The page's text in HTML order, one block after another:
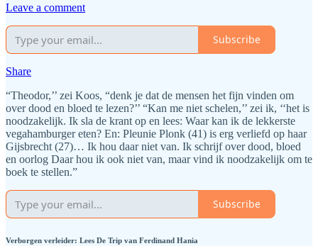
Leave a comment
Subscribe
Share
“Theodor,’’ zei Koos, “denk je dat de mensen het fijn vinden om
over dood en bloed te lezen?’’ “Kan me niet schelen,’’ zei ik, ‘‘het is
noodzakelijk. Ik sla de krant op en lees: Waar kan ik de lekkerste
vegahamburger eten? En: Pleunie Plonk (41) is erg verliefd op haar
Gijsbrecht (27)… Ik hou daar niet van. Ik schrijf over dood, bloed
en oorlog Daar hou ik ook niet van, maar vind ik noodzakelijk om te
boek te stellen.”
Subscribe
Verborgen verleider: Lees De Trip van Ferdinand Hania